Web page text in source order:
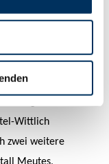
in 8
13.000 kg
Wittlich
zwei weitere